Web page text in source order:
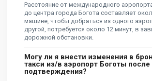
Расстояние от международного
до центра города Богота составляет
машине, чтобы добраться из одного
другой, потребуется около 12 минут, в
дорожной обстановки.
Могу ли я внести изменения в
такси из/в аэропорт Боготы после
подтверждения?